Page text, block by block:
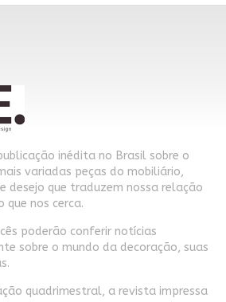
inédita no Brasil sobre o
variadas peças do mobiliário,
desejo que traduzem nossa relação
que nos cerca.
poderão conferir notícias
sobre o mundo da decoração, suas
quadrimestral, a revista impressa